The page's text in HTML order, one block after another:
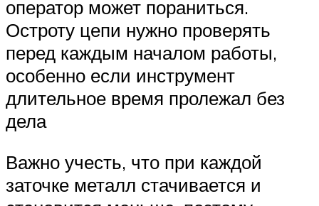
оператор может пораниться.
Остроту цепи нужно проверять
перед каждым началом работы,
особенно если инструмент
длительное время пролежал без
дела
Важно учесть, что при каждой
заточке металл стачивается и